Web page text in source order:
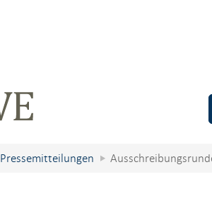
Pressemitteilungen